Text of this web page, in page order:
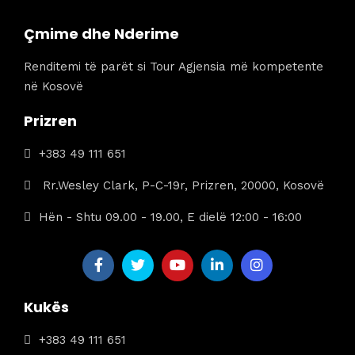
Çmime dhe Nderime
Renditemi të parët si Tour Agjensia më kompetente
në Kosovë
Prizren
+383 49 111 651
Rr.Wesley Clark, P-C-19r, Prizren, 20000, Kosovë
Hën - Shtu 09.00 - 19.00, E dielë 12:00 - 16:00
Kukës
+383 49 111 651